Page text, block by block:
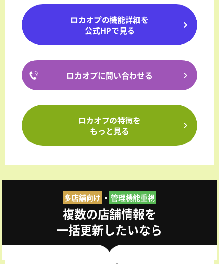
ロカオプの機能詳細を
公式HPで見る
ロカオプに問い合わせる
ロカオプの特徴を
もっと見る
多店舗向け ・ 管理機能重視
複数の店舗情報を
一括更新したいなら